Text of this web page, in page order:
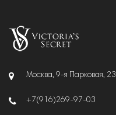
Москва, 9-я Парковая, 23
+7(916)269-97-03